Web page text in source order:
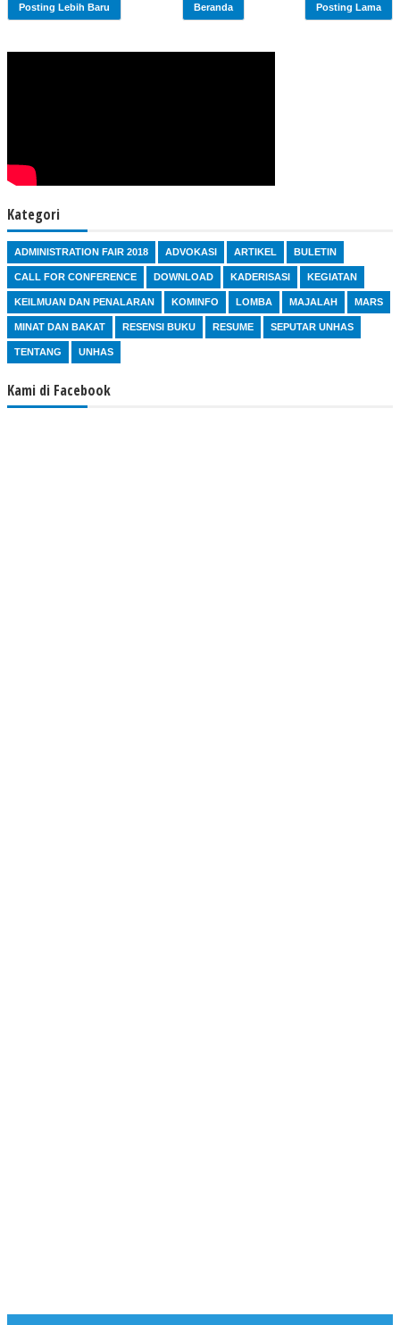
Posting Lebih Baru Posting Lama
Beranda
Kategori
ADMINISTRATION FAIR 2018 ADVOKASI ARTIKEL BULETIN
CALL FOR CONFERENCE DOWNLOAD KADERISASI KEGIATAN
KEILMUAN DAN PENALARAN KOMINFO LOMBA MAJALAH MARS
MINAT DAN BAKAT RESENSI BUKU RESUME SEPUTAR UNHAS
TENTANG UNHAS
Kami di Facebook